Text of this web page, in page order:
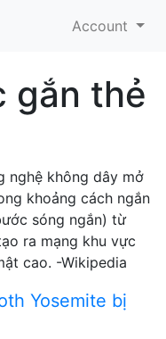
Account
gắn thẻ
nghệ không dây mở
khoảng cách ngắn
sóng ngắn) từ
ra mạng khu vực
cao. -Wikipedia
Yosemite bị